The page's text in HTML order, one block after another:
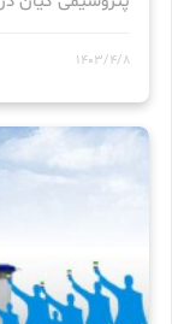
1403/4/8